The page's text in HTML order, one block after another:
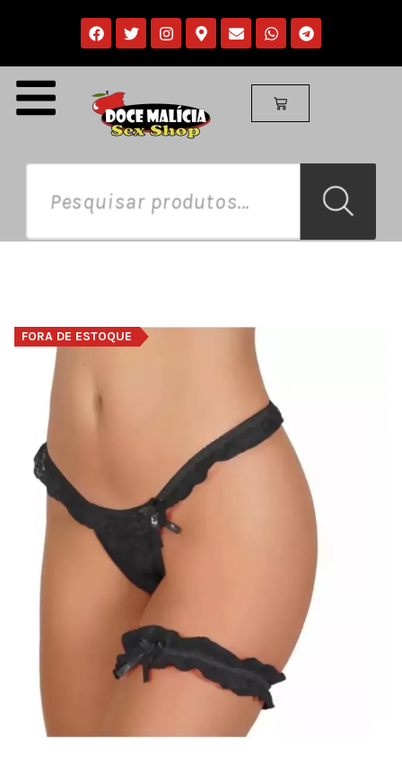
FORA DE ESTOQUE